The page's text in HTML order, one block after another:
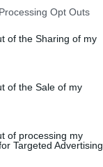
Opt Outs
of the Sharing of my
of the Sale of my
of processing my
Targeted Advertising.
Tre Sorelle
άριστες
και ένας
συμβαίνουν